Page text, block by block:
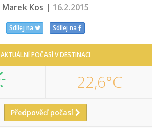
Marek Kos | 16.2.2015
Sdílej na Sdílej na
AKTUÁLNÍ POČASÍ V DESTINACI
22,6°C
Předpověď počasí